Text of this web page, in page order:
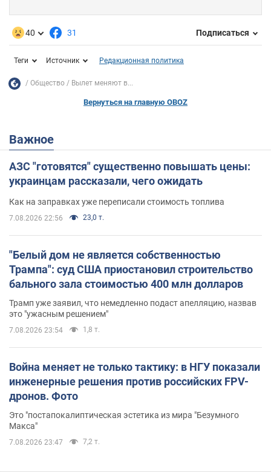
40 31 Подписаться
Теги Источник Редакционная политика
Общество Вылет меняют в...
Вернуться на главную OBOZ
Важное
АЗС "готовятся" существенно повышать цены:
украинцам рассказали, чего ожидать
Как на заправках уже переписали стоимость топлива
7.08.2026 22:56 23,0 т.
"Белый дом не является собственностью
Трампа": суд США приостановил строительство
бального зала стоимостью 400 млн долларов
Трамп уже заявил, что немедленно подаст апелляцию, назвав
это "ужасным решением"
7.08.2026 23:54 1,8 т.
Война меняет не только тактику: в НГУ показали
инженерные решения против российских FPV-
дронов. Фото
Это "постапокалиптическая эстетика из мира "Безумного
Макса"
7.08.2026 23:47 7,2 т.